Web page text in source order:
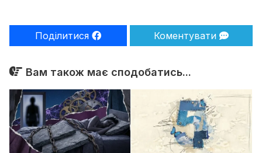
Поділитися Коментувати
Вам також має сподобатись...